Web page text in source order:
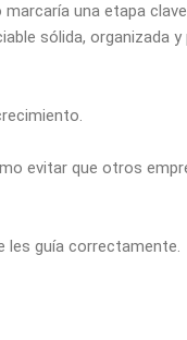
una etapa
sólida, organizada y
evitar que otros
les guía correctamente.